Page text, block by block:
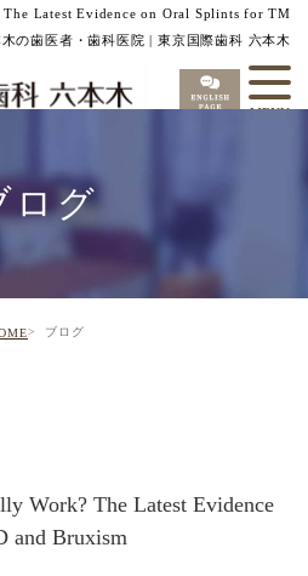
Latest Evidence on Oral Splints for TM
の歯医者・歯科医院 | 東京国際歯科 六本木
ログ
ブログ
Work? The Latest Evidence
and Bruxism